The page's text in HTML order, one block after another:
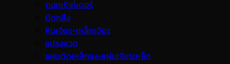
ดอกเร้าท์เตอร์
มีดกลึง
หินเจียร-เหล็กเจียร
แปรงลวด
แผ่นตัดเหล็กและแผ่นเจียรเหล็ก